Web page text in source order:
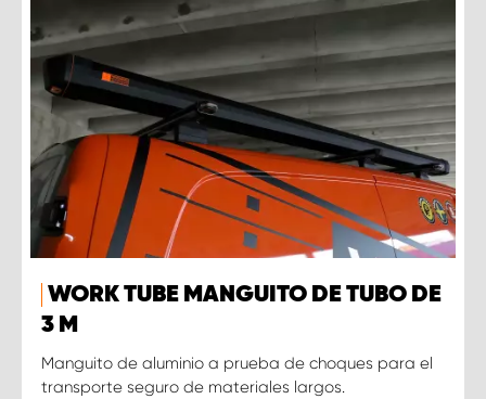
WORK TUBE MANGUITO DE TUBO DE
3 M
Manguito de aluminio a prueba de choques para el
transporte seguro de materiales largos.